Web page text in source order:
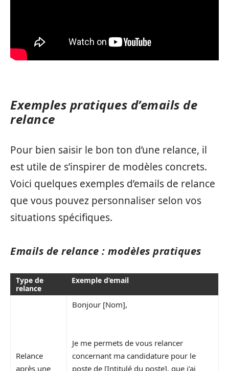
Exemples pratiques d’emails de
relance
Pour bien saisir le bon ton d’une relance, il
est utile de s’inspirer de modèles concrets.
Voici quelques exemples d’emails de relance
que vous pouvez personnaliser selon vos
situations spécifiques.
Emails de relance : modèles pratiques
Type de
relance
Exemple d’email
Relance
après une
Bonjour [Nom],
Je me permets de vous relancer
concernant ma candidature pour le
poste de [Intitulé du poste], que j’ai